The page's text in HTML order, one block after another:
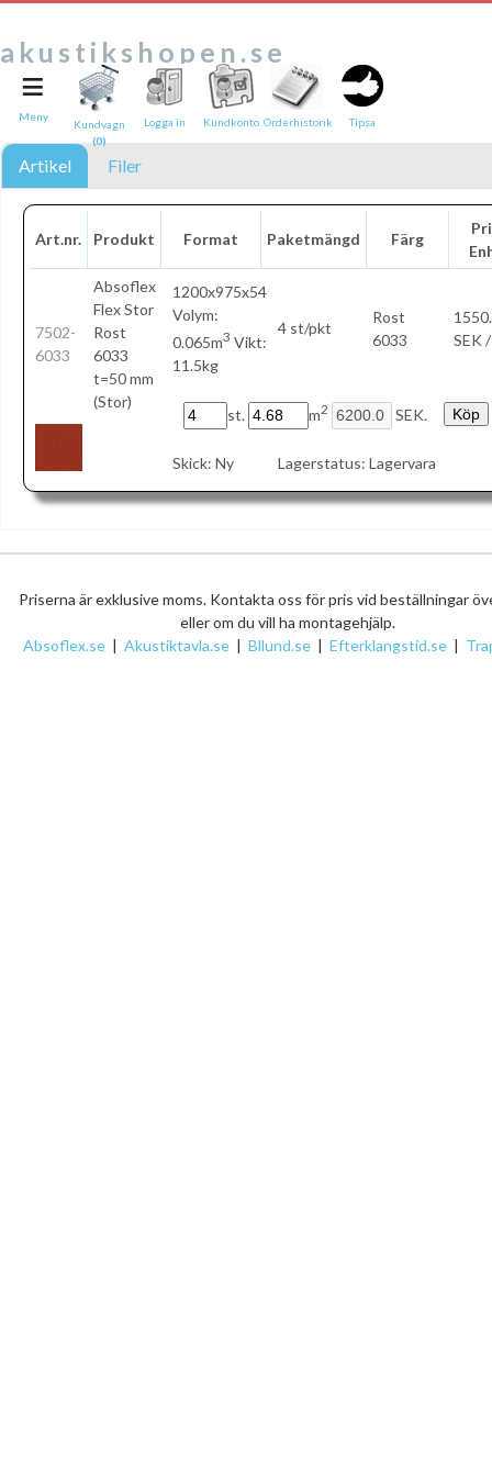
akustikshopen.se
Artikel Filer
Art.nr. Produkt Format Paketmängd Färg
7502-
6033
Absoflex
Flex Stor
Rost
6033
t=50 mm
(Stor)
1200x975x54
Volym:
0.065m3 Vikt:
11.5kg
4 st/pkt
Rost
6033
SEK
st. m2 SEK.
Skick: Ny Lagerstatus: Lagervara
≡
Meny
Kundvagn
(0)
Logga in Kundkonto Orderhistorik Tipsa
Priserna är exklusive moms. Kontakta oss för pris vid beställningar
eller om du vill ha montagehjälp.
Absoflex.se | Akustiktavla.se | Bllund.se | Efterklangstid.se |
Tipsa en vän:
e-post*
Text